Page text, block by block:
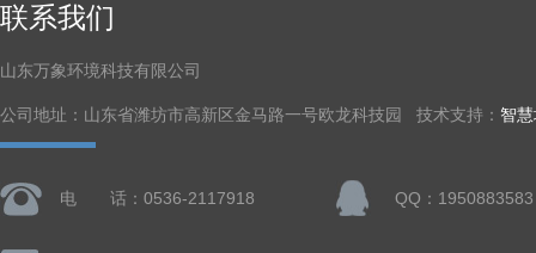
联系我们
山东万象环境科技有限公司
公司地址：山东省潍坊市高新区金马路一号欧龙科技园 技术支持： 智
电 话：0536-2117918 QQ：1950883583